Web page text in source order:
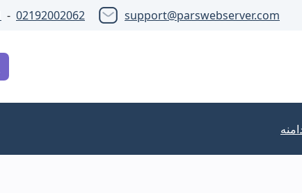
support@parswebserver.com
02192002062
-